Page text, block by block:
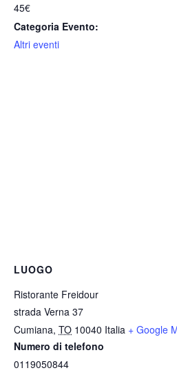
45€
Categoria Evento:
Altri eventi
LUOGO
Ristorante Freidour
strada Verna 37
Cumiana, TO 10040 Italia + Google
Numero di telefono
0119050844